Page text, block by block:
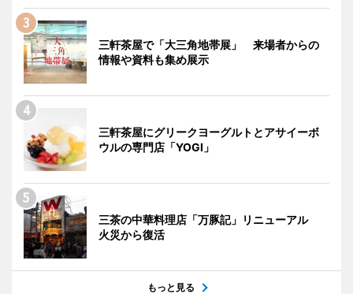
三軒茶屋で「大三角地帯展」 来場者からの
情報や資料も集め展示
三軒茶屋にグリークヨーグルトとアサイーボ
ウルの専門店「YOGI」
三茶の中華料理店「万豚記」リニューアル
火災から復活
もっと見る